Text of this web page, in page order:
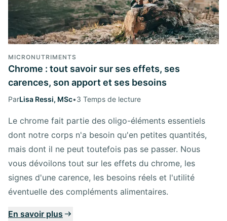
MICRONUTRIMENTS
Chrome : tout savoir sur ses effets, ses
carences, son apport et ses besoins
ParLisa Ressi, MSc•3 Temps de lecture
Le chrome fait partie des oligo-éléments essentiels
dont notre corps n'a besoin qu'en petites quantités,
mais dont il ne peut toutefois pas se passer. Nous
vous dévoilons tout sur les effets du chrome, les
signes d'une carence, les besoins réels et l'utilité
éventuelle des compléments alimentaires.
En savoir plus